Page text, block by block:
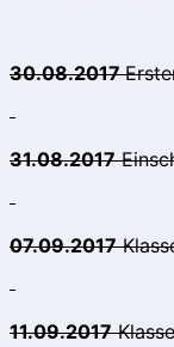
30.08.2017
31.08.2017
07.09.2017
11.09.2017